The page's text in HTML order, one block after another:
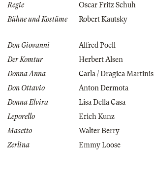
Regie
Oscar Fritz Schuh
Bühne und Kostüme
Robert Kautsky
Don Giovanni
Alfred Poell
Der Komtur
Herbert Alsen
Donna Anna
Carla / Dragica Martinis
Don Ottavio
Anton Dermota
Donna Elvira
Lisa Della Casa
Leporello
Erich Kunz
Masetto
Walter Berry
Zerlina
Emmy Loose